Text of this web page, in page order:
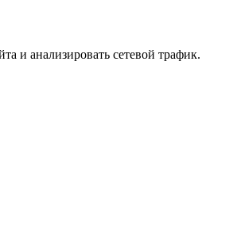
и анализировать сетевой трафик.